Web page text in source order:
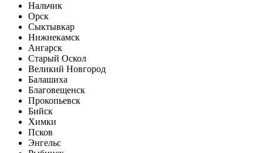
Нальчик
Орск
Сыктывкар
Нижнекамск
Ангарск
Старый Оскол
Великий Новгород
Балашиха
Благовещенск
Прокопьевск
Бийск
Химки
Псков
Энгельс